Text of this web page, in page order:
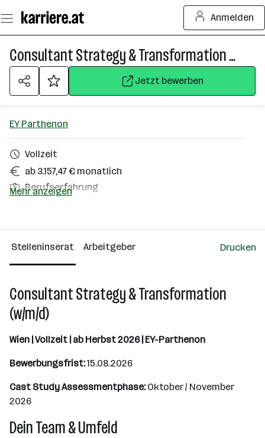
Seiteninhalt
springen
Anmelden
Consultant Strategy & Transformation (w/m/d)
Jetzt bewerben
EY Parthenon
Vollzeit
ab 3.157,47 € monatlich
Berufserfahrung
Wien
Mehr anzeigen
Stelleninserat Arbeitgeber Drucken
Consultant Strategy & Transformation
(w/m/d)
Wien | Vollzeit | ab Herbst 2026 | EY-Parthenon
Bewerbungsfrist:15.08.2026
Cast Study Assessmentphase:Oktober / November
2026
Dein Team & Umfeld